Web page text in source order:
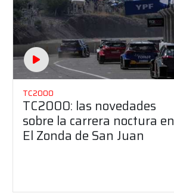
TC2000
TC2000: las novedades
sobre la carrera noctura en
El Zonda de San Juan